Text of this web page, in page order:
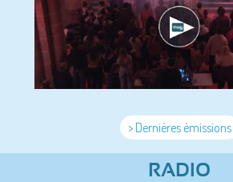
> Dernières émissions
RADIO